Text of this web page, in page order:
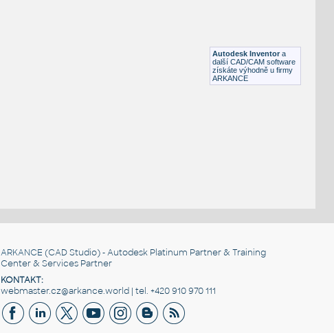
Plastové součásti
Autodesk Inventor a
další CAD/CAM software
získáte výhodně u firmy
ARKANCE
ARKANCE (CAD Studio) - Autodesk Platinum Partner & Training
Center & Services Partner
KONTAKT:
webmaster.cz@arkance.world | tel. +420 910 970 111